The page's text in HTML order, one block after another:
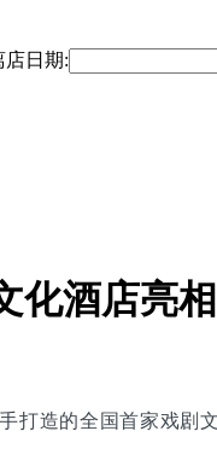
店日期:
化酒店亮
打造的全国首家戏